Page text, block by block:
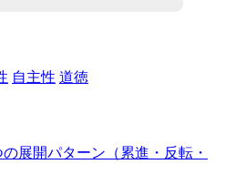
自主性 道徳
展開パターン（累進・反転・